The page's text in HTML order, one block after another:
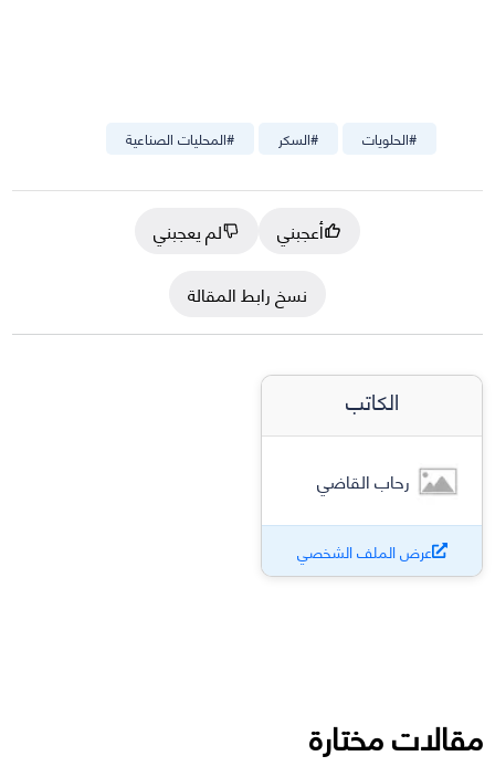
#المحليات الصناعية #السكر #الحلويات
أعجبني
لم يعجبني
نسخ رابط المقالة
الكاتب
رحاب القاضي
عرض الملف الشخصي
مقالات مختارة